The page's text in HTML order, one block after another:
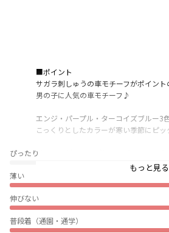
ぴったり
薄い
伸びない
普段着（通園・通学）
■ポイント
サガラ刺しゅうの車モチーフがポイント
男の子に人気の車モチーフ♪
エンジ・パープル・ターコイズブルー3色
こっくりとしたカラーが寒い季節にピッ
襟元のガゼットもデザインポイントにな
冬の季節に嬉しい裏起毛素材を使用した
着まわしのきくデザインなのでいろんな
コーディネートを楽しんでもらえます。
もっと見る